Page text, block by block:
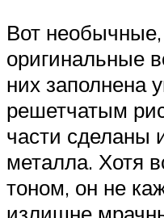
Вот
оригинальные
них заполнена
решетчатым
части сделаны
металла. Хотя
тоном, он не